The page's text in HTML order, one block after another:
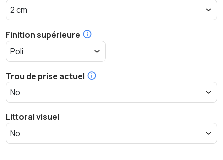
Finition supérieure
Trou de prise actuel
Littoral visuel